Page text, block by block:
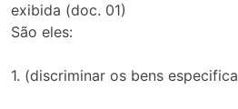
exibida (doc. 01)
São eles:
1. (discriminar os bens